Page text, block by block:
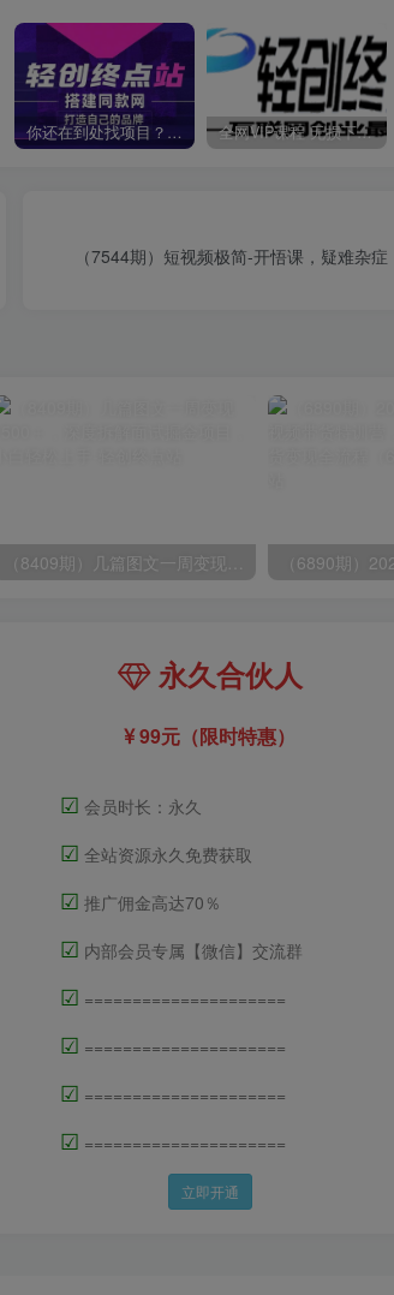
你还在到处找项目？还在当韭菜？我靠卖项目一个月收入5万+，曾经我也是个失败者。 全网VIP课程 无损下载~
（7544期）短视频极简-开悟课，疑难杂
（8409期）几篇图文一周变现1500＋，深度拆解面试掘金项目，小白轻松上手
永久合伙人
99元（限时特惠）
☑ 会员时长：永久
☑ 全站资源永久免费获取
☑ 推广佣金高达70％
☑ 内部会员专属【微信】交流群
☑ =====================
☑ =====================
☑ =====================
☑ =====================
立即开通